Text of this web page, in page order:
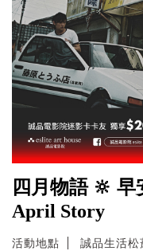
四月物語 🔆
April Story
活動地點
誠品生活